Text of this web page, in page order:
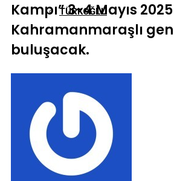
TÜRKOĞLU
Kampı” 3-4 Mayıs
Kahramanmaraşlı
buluşacak.